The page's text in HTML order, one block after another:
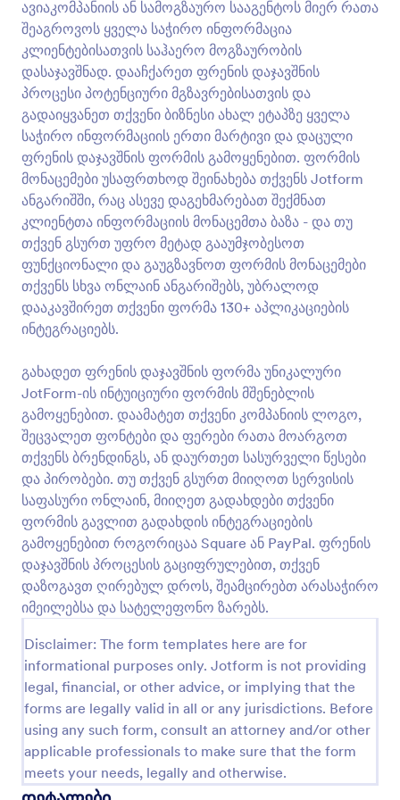
ავიაკომპანიის ან სამოგზაურო სააგენტოს მიერ რათა
შეაგროვოს ყველა საჭირო ინფორმაცია
კლიენტებისათვის საჰაერო მოგზაურობის
დასაჯავშნად. დააჩქარეთ ფრენის დაჯავშნის
პროცესი პოტენციური მგზავრებისათვის და
გადაიყვანეთ თქვენი ბიზნესი ახალ ეტაპზე ყველა
საჭირო ინფორმაციის ერთი მარტივი და დაცული
ფრენის დაჯავშნის ფორმის გამოყენებით. ფორმის
მონაცემები უსაფრთხოდ შეინახება თქვენს Jotform
ანგარიშში, რაც ასევე დაგეხმარებათ შექმნათ
კლიენტთა ინფორმაციის მონაცემთა ბაზა - და თუ
თქვენ გსურთ უფრო მეტად გააუმჯობესოთ
ფუნქციონალი და გაუგზავნოთ ფორმის მონაცემები
თქვენს სხვა ონლაინ ანგარიშებს, უბრალოდ
დააკავშირეთ თქვენი ფორმა 130+ აპლიკაციების
ინტეგრაციებს.
გახადეთ ფრენის დაჯავშნის ფორმა უნიკალური
JotForm-ის ინტუიციური ფორმის მშენებლის
გამოყენებით. დაამატეთ თქვენი კომპანიის ლოგო,
შეცვალეთ ფონტები და ფერები რათა მოარგოთ
თქვენს ბრენდინგს, ან დაურთეთ სასურველი წესები
და პირობები. თუ თქვენ გსურთ მიიღოთ სერვისის
საფასური ონლაინ, მიიღეთ გადახდები თქვენი
ფორმის გავლით გადახდის ინტეგრაციების
გამოყენებით როგორიცაა Square ან PayPal. ფრენის
დაჯავშნის პროცესის გაციფრულებით, თქვენ
დაზოგავთ ღირებულ დროს, შეამცირებთ არასაჭირო
იმეილებსა და სატელეფონო ზარებს.
Disclaimer: The form templates here are for
informational purposes only. Jotform is not providing
legal, financial, or other advice, or implying that the
forms are legally valid in all or any jurisdictions. Before
using any such form, consult an attorney and/or other
applicable professionals to make sure that the form
meets your needs, legally and otherwise.
მორგებადი. JotForm-ის ინტუიციური ფორმის
მშენებლის გამოყენებით მარტივად მოარგეთ
შაბლონის ვიზუალი თქვენს ბრენდინგს.
გადახედვა
ფრენის დაჯავშნის ფორმა
ფრენის დაჯავშნის ფორმა გამოიყენება
ავიაკომპანიის ან სამოგზაურო სააგენტოს მიერ
რათა შეაგროვოს ყველა საჭირო ინფორმაცია
კლიენტებისათვის საჰაერო მოგზაურობის
დასაჯავშნად. დააჩქარეთ ფრენის დაჯავშნის
პროცესი პოტენციური მგზავრებისათვის და
გადაიყვანეთ თქვენი ბიზნესი ახალ ეტაპზე ყველა
საჭირო ინფორმაციის ერთი მარტივი და დაცული
ფრენის დაჯავშნის ფორმის გამოყენებით.
ფორმის მონაცემები უსაფრთხოდ შეინახება
დაგეხმარებათ შექმნათ კლიენტთა ინფორმაციის
მონაცემთა ბაზა - და თუ თქვენ გსურთ უფრო
მეტად გააუმჯობესოთ ფუნქციონალი და
გაუგზავნოთ ფორმის მონაცემები თქვენს სხვა
ონლაინ ანგარიშებს, უბრალოდ დააკავშირეთ
თქვენი ფორმა 130+ აპლიკაციების ინტეგრაციებს.
გახადეთ ფრენის დაჯავშნის ფორმა უნიკალური
JotForm-ის ინტუიციური ფორმის მშენებლის
გამოყენებით. დაამატეთ თქვენი კომპანიის
Go to Category:
დაჯავშნის ფორმები
შაბლონის გამოყენება
გადახედვა